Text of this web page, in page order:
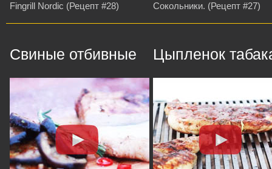
Fingrill Nordic (Рецепт #28)
Сокольники. (Рецепт #27)
Свиные отбивные Цыпленок